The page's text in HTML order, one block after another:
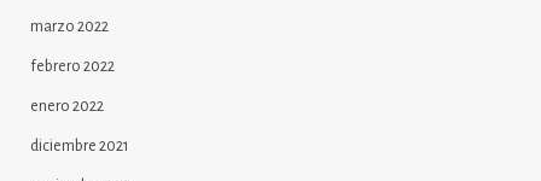
marzo 2022
febrero 2022
enero 2022
diciembre 2021